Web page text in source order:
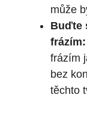
může
Buďte
frázím:
frázím
bez
těchto